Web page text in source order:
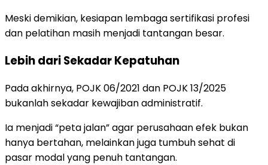
Meski demikian, kesiapan lembaga sertifikasi profesi
dan pelatihan masih menjadi tantangan besar.
Lebih dari Sekadar Kepatuhan
Pada akhirnya, POJK 06/2021 dan POJK 13/2025
bukanlah sekadar kewajiban administratif.
Ia menjadi “peta jalan” agar perusahaan efek bukan
hanya bertahan, melainkan juga tumbuh sehat di
pasar modal yang penuh tantangan.